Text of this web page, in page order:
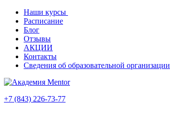
Наши курсы
Расписание
Блог
Отзывы
АКЦИИ
Контакты
Сведения об образовательной организации
+7 (843) 226-73-77